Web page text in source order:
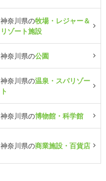
神奈川県の牧場・レジャー＆
リゾート施設
神奈川県の公園
神奈川県の温泉・スパリゾー
ト
神奈川県の博物館・科学館
神奈川県の商業施設・百貨店